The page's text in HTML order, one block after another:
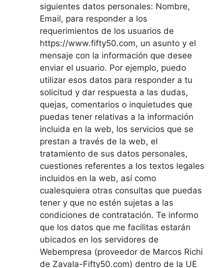
siguientes datos personales: Nombre,
Email, para responder a los
requerimientos de los usuarios de
https://www.fifty50.com, un asunto y el
mensaje con la información que desee
enviar el usuario. Por ejemplo, puedo
utilizar esos datos para responder a tu
solicitud y dar respuesta a las dudas,
quejas, comentarios o inquietudes que
puedas tener relativas a la información
incluida en la web, los servicios que se
prestan a través de la web, el
tratamiento de sus datos personales,
cuestiones referentes a los textos legales
incluidos en la web, así como
cualesquiera otras consultas que puedas
tener y que no estén sujetas a las
condiciones de contratación. Te informo
que los datos que me facilitas estarán
ubicados en los servidores de
Webempresa (proveedor de Marcos Richi
de Zavala-Fifty50.com) dentro de la UE